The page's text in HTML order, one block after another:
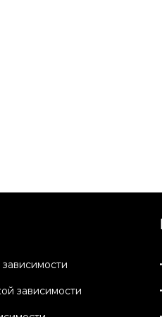
зависимости